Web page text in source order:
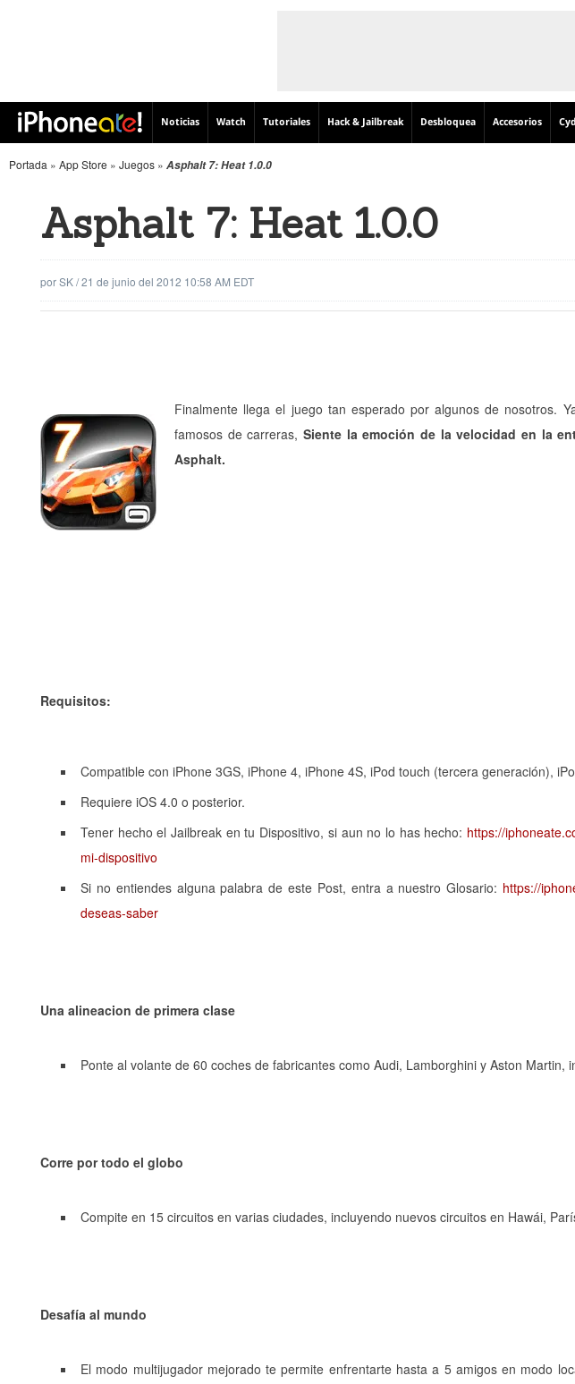
Noticias Watch Tutoriales Hack & Jailbreak Desbloquea Accesorios
Portada » App Store » Juegos » Asphalt 7: Heat 1.0.0
Asphalt 7: Heat 1.0.0
porSK/21 de junio del 2012 10:58 AM EDT
Finalmente llega el juego tan esperado por algunos de nosotros.
famosos de carreras, Siente la emoción de la velocidad en la
Asphalt.
Requisitos:
Compatible con iPhone 3GS, iPhone 4, iPhone 4S, iPod touch (tercera generación),
Requiere iOS 4.0 o posterior.
Tener hecho el Jailbreak en tu Dispositivo, si aun no lo has hecho: https://
mi-dispositivo
Si no entiendes alguna palabra de este Post, entra a nuestro Glosario: https://
deseas-saber
Una alineacion de primera clase
Ponte al volante de 60 coches de fabricantes como Audi, Lamborghini y Aston Martin,
Corre por todo el globo
Compite en 15 circuitos en varias ciudades, incluyendo nuevos circuitos en Hawái,
Desafía al mundo
El modo multijugador mejorado te permite enfrentarte hasta a 5 amigos en modo